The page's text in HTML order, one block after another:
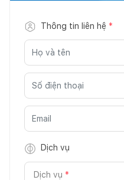
Thông tin liên hệ *
Dịch vụ
Dịch vụ *